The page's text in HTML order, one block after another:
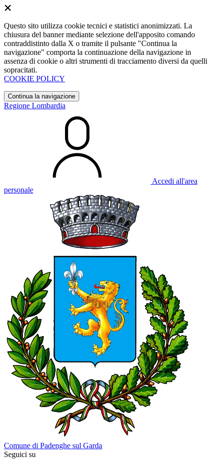
Questo sito utilizza cookie tecnici e statistici anonimizzati. La
chiusura del banner mediante selezione dell'apposito comando
contraddistinto dalla X o tramite il pulsante "Continua la
navigazione" comporta la continuazione della navigazione in
assenza di cookie o altri strumenti di tracciamento diversi da quelli
sopracitati.
COOKIE POLICY
Continua la navigazione
Regione Lombardia
Accedi all'area
personale
Comune di Padenghe sul Garda
Seguici su